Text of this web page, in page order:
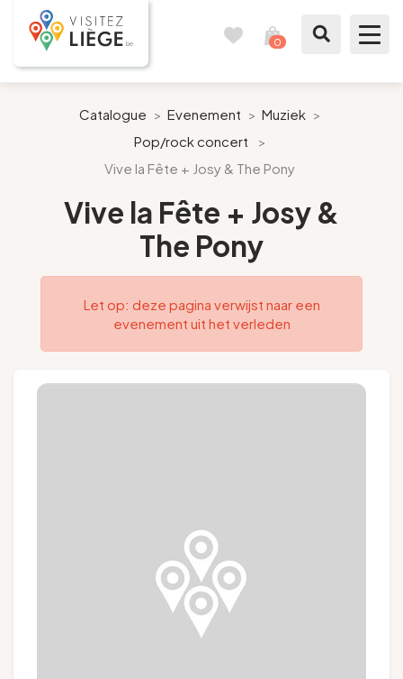
0
Bereid mijn verblijf voor
Pays de Liège
Pers
Catalogue > Evenement > Muziek >
Pop/rock concert
>
Vive la Fête + Josy & The Pony
Vive la Fête + Josy &
The Pony
Let op: deze pagina verwijst naar een
evenement uit het verleden